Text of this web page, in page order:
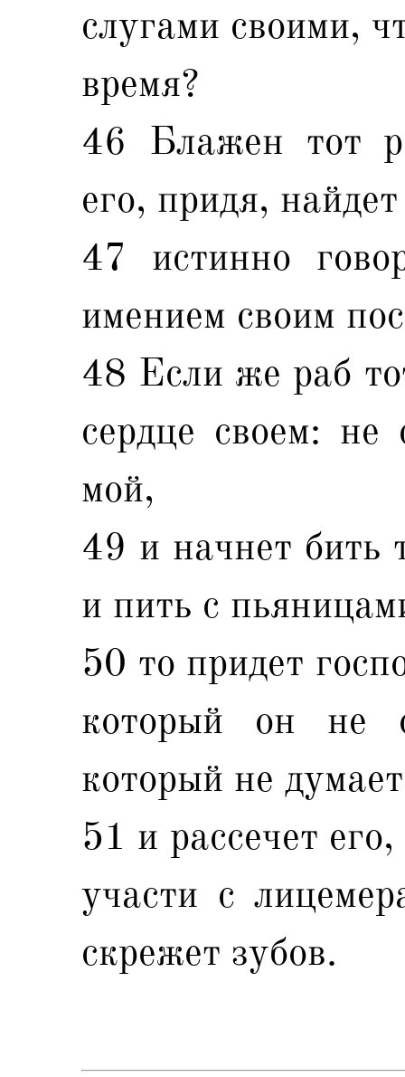
слугами своими,
время?
46 Блажен тот
его, придя,
47 истинно
имением своим
48 Если же раб
сердце своем: не
мой,
49 и начнет бить
и пить с
50 то придет
который он не
который не
51 и рассечет
участи с
скрежет зубов.